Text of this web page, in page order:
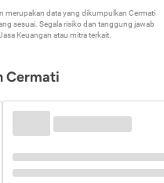
merupakan data yang dikumpulkan Cermati
sesuai. Segala risiko dan tanggung jawab
Keuangan atau mitra terkait.
Cermati